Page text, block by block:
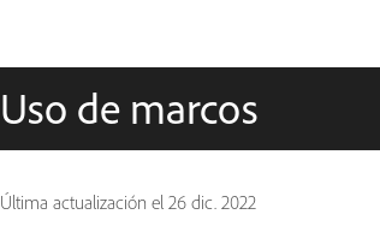
Uso de marcos
Última actualización el 26 dic. 2022